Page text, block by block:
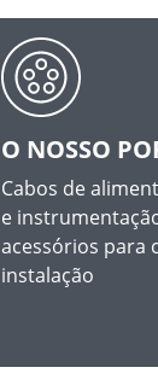
O NOSSO
Cabos de
e
acessórios para
instalação